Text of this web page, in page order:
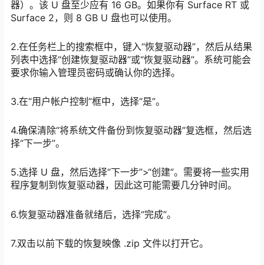
器）。该 U 盘至少应有 16 GB。如果你有 Surface RT 或
Surface 2，则 8 GB U 盘也可以使用。
2.在任务栏上的搜索框中，键入“恢复驱动器”，然后从结果
列表中选择“创建恢复驱动器”或“恢复驱动器”。系统可能会
要求你输入管理员密码或确认你的选择。
3.在“用户帐户控制”框中，选择“是”。
4.确保清除“将系统文件备份到恢复驱动器”复选框，然后选
择“下一步”。
5.选择 U 盘，然后选择“下一步”>“创建”。需要将一些实用
程序复制到恢复驱动器，因此这可能需要几分钟时间。
6.恢复驱动器准备就绪后，选择“完成”。
7.双击以前下载的恢复映像 .zip 文件以打开它。